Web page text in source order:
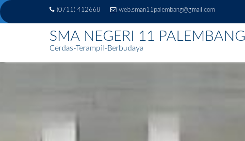
(0711) 412668 web.sman11palembang@gmail.com
SMA NEGERI 11 PALEMBANG
Cerdas-Terampil-Berbudaya